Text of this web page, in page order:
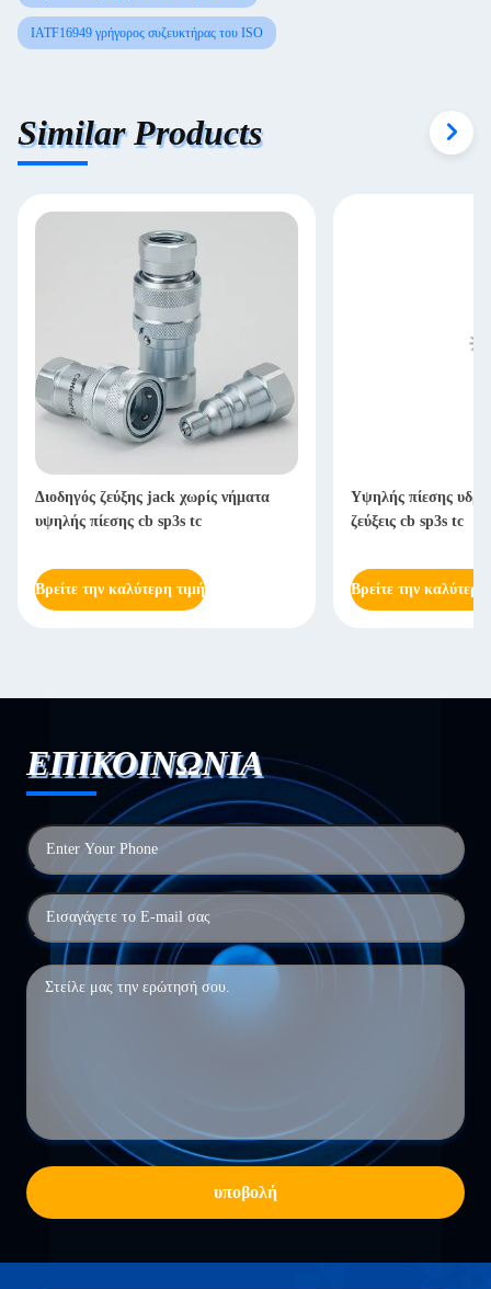
IATF16949 γρήγορος συζευκτήρας του ISO
Similar Products
Διοδηγός ζεύξης jack χωρίς νήματα
υψηλής πίεσης cb sp3s tc
Βρείτε την καλύτερη τιμή
Υψηλής πίεσης
ζεύξεις cb sp3s tc
Βρείτε την καλύτερη
ΕΠΙΚΟΙΝΩΝΙΑ
υποβολή